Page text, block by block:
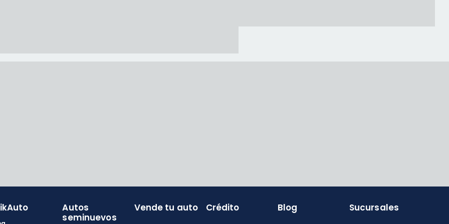
Autos
seminuevos
Vende tu auto Crédito Blog Sucursales